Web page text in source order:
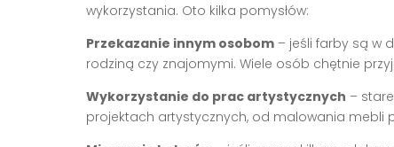
wykorzystania. Oto kilka pomysłów:
Przekazanie innym osobom – jeśli farby są w
rodziną czy znajomymi. Wiele osób chętnie
Wykorzystanie do prac artystycznych –
projektach artystycznych, od malowania mebli